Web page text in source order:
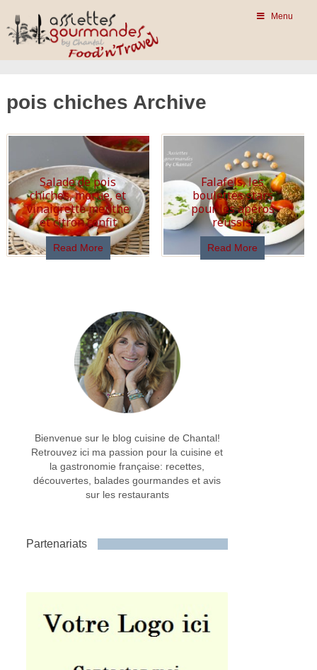
Menu
pois chiches Archive
Salade de pois
chiches, morue, et
vinaigrette menthe
et citron confit
Read More
Falafels, les
boulettes stars
pour les apéros
réussis!
Read More
Bienvenue sur le blog cuisine de Chantal!
Retrouvez ici ma passion pour la cuisine et
la gastronomie française: recettes,
découvertes, balades gourmandes et avis
sur les restaurants
Partenariats